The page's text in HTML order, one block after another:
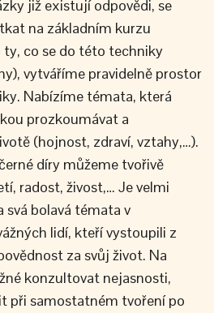
již existují odpovědi, se
na základním kurzu
ty, co se do této techniky
vytváříme pravidelně prostor
Nabízíme témata, která
prozkoumávat a
(hojnost, zdraví, vztahy,…).
díry můžeme tvořivě
radost, živost,… Je velmi
svá bolavá témata v
lidí, kteří vystoupili z
za svůj život. Na
konzultovat nejasnosti,
při samostatném tvoření po